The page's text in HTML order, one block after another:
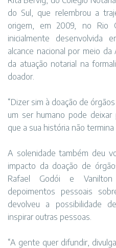
do Sul, que relembrou a
origem, em 2009, no Rio
inicialmente desenvolvida
alcance nacional por meio
da atuação notarial na
doador.
“Dizer sim à doação de
um ser humano pode
que a sua história não
A solenidade também deu
impacto da doação de
Rafael Godói e Vanilton
depoimentos pessoais
devolveu a possibilidade
inspirar outras pessoas.
“A gente quer difundir,